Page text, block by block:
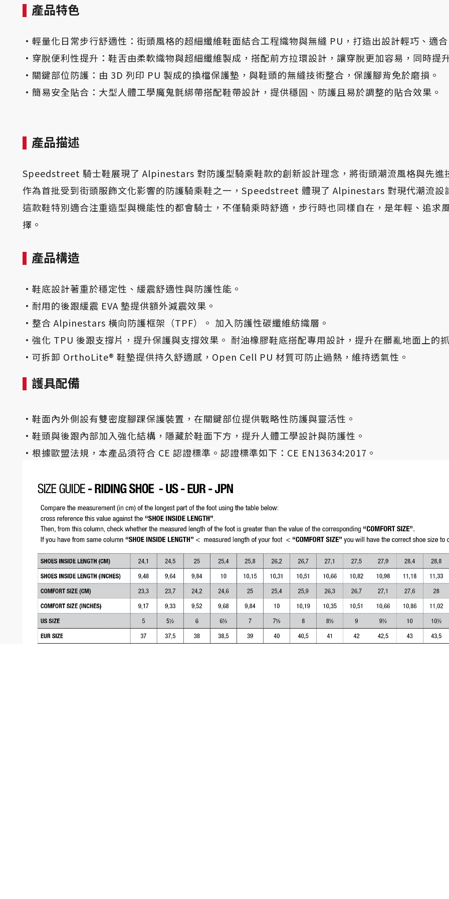
產品特色
·輕量化日常步行舒適性：街頭風格的超細纖維鞋面結合工程織物與無縫 PU，打造出設計輕巧、適
· 穿脫便利性提升：鞋舌由柔軟織物與超細纖維製成，搭配前方拉環設計，讓穿脫更加容易，同時提
· 關鍵部位防護：由 3D 列印 PU 製成的換檔保護墊，與鞋頭的無縫技術整合，保護腳背免於磨損。
· 簡易安全貼合：大型人體工學魔鬼氈綁帶搭配鞋帶設計，提供穩固、防護且易於調整的貼合效果。
產品描述
Speedstreet 騎士鞋展現了 Alpinestars 對防護型騎乘鞋款的創新設計理念，將街頭潮流風格與先進
作為首批受到街頭服飾文化影響的防護騎乘鞋之一，Speedstreet 體現了 Alpinestars 對現代潮流設
這款鞋特別適合注重造型與機能性的都會騎士，不僅騎乘時舒適，步行時也同樣自在，是年輕、追求
擇。
產品構造
·鞋底設計著重於穩定性、緩震舒適性與防護性能。
· 耐用的後跟緩震 EVA 墊提供額外減震效果。
· 整合 Alpinestars 橫向防護框架（TPF）。 加入防護性碳纖維紡織層。
· 強化 TPU 後跟支撐片，提升保護與支撐效果。 耐油橡膠鞋底搭配專用設計，提升在髒亂地面上的
· 可拆卸 OrthoLite® 鞋墊提供持久舒適感，Open Cell PU 材質可防止過熱，維持透氣性。
護具配備
· 鞋面內外側設有雙密度腳踝保護裝置，在關鍵部位提供戰略性防護與靈活性。
· 鞋頭與後跟內部加入強化結構，隱藏於鞋面下方，提升人體工學設計與防護性。
· 根據歐盟法規，本產品須符合 CE 認證標準。認證標準如下：CE EN13634:2017。